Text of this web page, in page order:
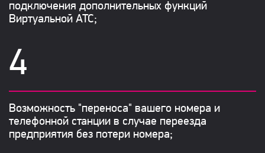
подключения дополнительных функций
Виртуальной АТС;
Возможность "переноса" вашего номера и
телефонной станции в случае переезда
предприятия без потери номера;